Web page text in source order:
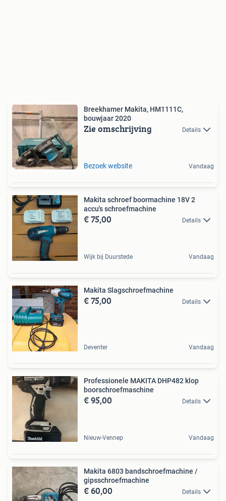
Breekhamer Makita, HM1111C,
bouwjaar 2020
Zie omschrijving Details
Bezoek website Vandaag
Makita schroef boormachine 18V 2
accu's schroefmachine
€ 75,00 Details
Wijk bij Duurstede Vandaag
Makita Slagschroefmachine
€ 75,00 Details
Deventer Vandaag
Professionele MAKITA DHP482 klop
boorschroefmaschine
€ 95,00 Details
Nieuw-Vennep Vandaag
Makita 6803 bandschroefmachine /
gipsschroefmachine
€ 60,00 Details